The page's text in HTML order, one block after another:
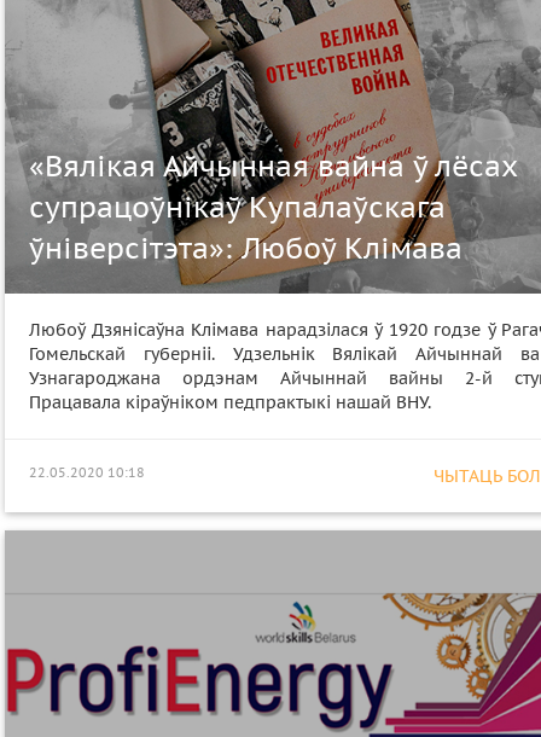
«Вялікая Айчынная вайна ў лёсах
супрацоўнікаў Купалаўскага
ўніверсітэта»: Любоў Клімава
Любоў Дзянісаўна Клімава нарадзілася ў 1920 годзе ў
Гомельскай губерніі. Удзельнік Вялікай Айчыннай
Узнагароджана ордэнам Айчыннай вайны 2-й
Працавала кіраўніком педпрактыкі нашай ВНУ.
ЧЫТАЦЬ
22.05.2020 10:18